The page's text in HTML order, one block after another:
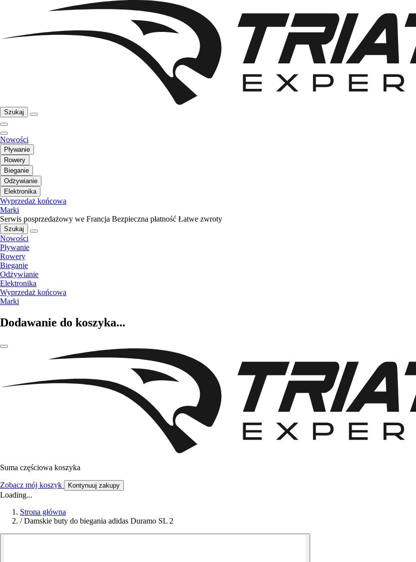
Szukaj
Nowości
Pływanie
Rowery
Bieganie
Odżywianie
Elektronika
Wyprzedaż końcowa
Marki
Serwis posprzedażowy we Francja Bezpieczna płatność Łatwe zwroty
Szukaj
Nowości
Pływanie
Rowery
Bieganie
Odżywianie
Elektronika
Wyprzedaż końcowa
Marki
Dodawanie do koszyka...
Suma częściowa koszyka
Zobacz mój koszyk Kontynuuj zakupy
Loading...
Strona główna
/ Damskie buty do biegania adidas Duramo SL 2